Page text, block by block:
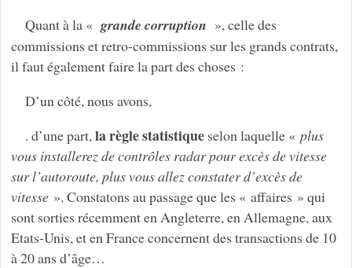
Quant à la « grande corruption », celle des
commissions et retro-commissions sur les grands contrats,
il faut également faire la part des choses :
D’un côté, nous avons,
. d’une part, la règle statistiqueselon laquelle « plus
vous installerez de contrôles radar pour excès de vitesse
sur l’autoroute, plus vous allez constater d’excès de
vitesse». Constatons au passage que les « affaires » qui
sont sorties récemment en Angleterre, en Allemagne, aux
Etats-Unis, et en France concernent des transactions de 10
à 20 ans d’âge…